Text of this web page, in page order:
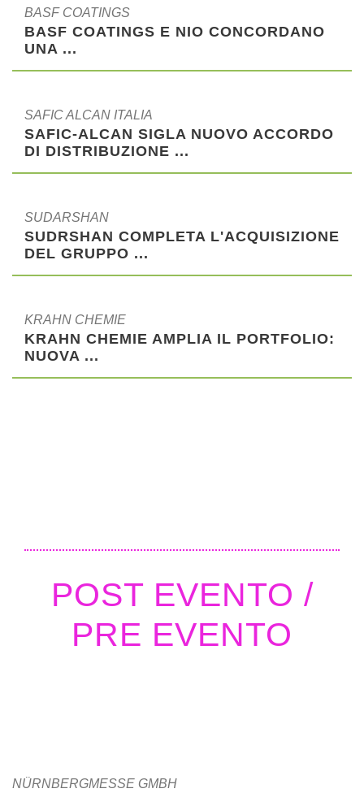
BASF COATINGS
BASF COATINGS E NIO CONCORDANO
UNA ...
SAFIC ALCAN ITALIA
SAFIC-ALCAN SIGLA NUOVO ACCORDO
DI DISTRIBUZIONE ...
SUDARSHAN
SUDRSHAN COMPLETA L'ACQUISIZIONE
DEL GRUPPO ...
KRAHN CHEMIE
KRAHN CHEMIE AMPLIA IL PORTFOLIO:
NUOVA ...
POST EVENTO /
PRE EVENTO
NÜRNBERGMESSE GMBH